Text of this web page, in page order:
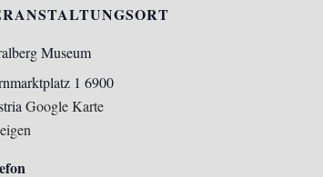
Museum
1 6900
Google Karte